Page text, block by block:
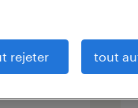
rejeter tout